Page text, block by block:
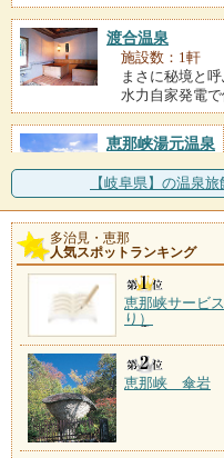
渡合温泉
施設数：1軒
まさに秘境と
水力自家発電
恵那峡湯元温泉
【岐阜県】の温泉
多治見・恵那
人気スポットランキング
恵那峡サービ
り）
恵那峡 傘岩